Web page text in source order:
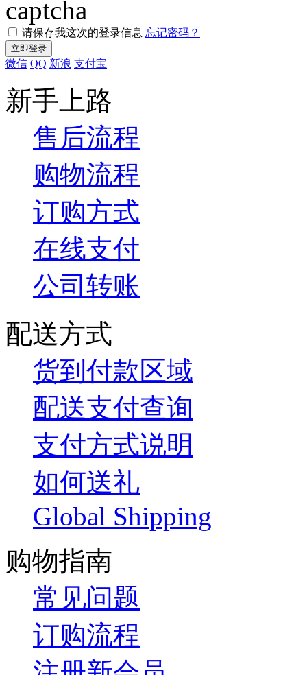
请保存我这次的登录信息 忘记密码？
微信 QQ 新浪 支付宝
新手上路
售后流程
购物流程
订购方式
在线支付
公司转账
配送方式
货到付款区域
配送支付查询
支付方式说明
如何送礼
Global Shipping
购物指南
常见问题
订购流程